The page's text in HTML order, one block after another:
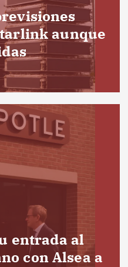
aunque
entrada al
con Alsea a